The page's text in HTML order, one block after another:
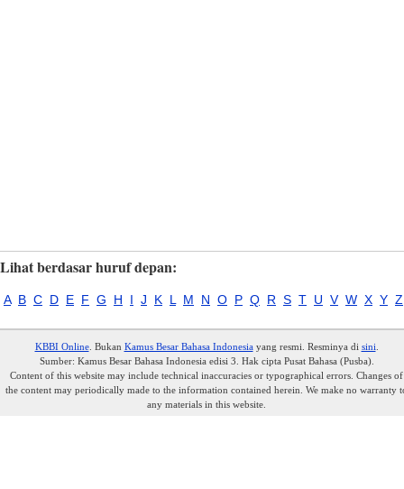
Lihat berdasar huruf depan:
A B C D E F G H I J K L M N O P Q R S T U V W X Y Z
KBBI Online. Bukan Kamus Besar Bahasa Indonesiayang resmi. Resminya di sini
Sumber: Kamus Besar Bahasa Indonesia edisi 3. Hak cipta Pusat Bahasa (Pusba).
Content of this website may include technical inaccuracies or typographical errors. Changes of
the content may periodically made to the information contained herein. We make no warranty
any materials in this website.